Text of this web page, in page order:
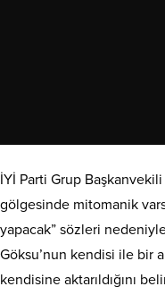
İYİ Parti Grup
gölgesinde mitomanik
yapacak” sözleri
Göksu’nun kendisi ile bir
kendisine aktarıldığını